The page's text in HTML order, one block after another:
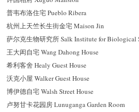
普韦布洛住宅 Pueblo Ribera
杭州上天竺长生街金宅 Maison Jin
萨尔克生物研究所 Salk Institute for Biological
王大闳自宅 Wang Dahong House
希利客舍 Healy Guest House
沃克小屋 Walker Guest House
博伊德自宅 Walsh Street House
卢努甘卡花园房 Lunuganga Garden Room